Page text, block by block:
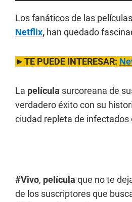
Los fanáticos de las
Netflix, han quedado
►TE PUEDE INTERESAR:
La película surcoreana de
verdadero éxito con su
ciudad repleta de infectados
#Vivo, película que no te
de los suscriptores que